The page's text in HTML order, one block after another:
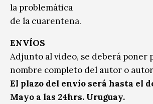
la problemática
de la cuarentena.
ENVÍOS
Adjunto al video, se deberá poner
nombre completo del autor o
El plazo del envío será hasta el
Mayo a las 24hrs. Uruguay.